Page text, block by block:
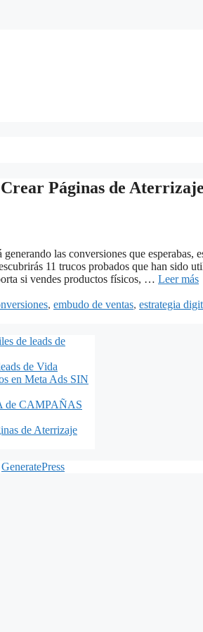
Páginas de
las conversiones que
11 trucos probados que han sido
si vendes productos físicos, … Leer más
, embudo de ventas, estrategia
de leads de
de Vida
en Meta Ads SIN
de CAMPAÑAS
de Aterrizaje
GeneratePress